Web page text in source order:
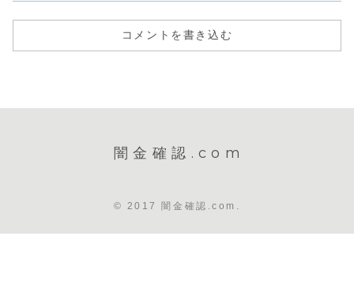
コメントを書き込む
闇金確認.com
© 2017 闇金確認.com.